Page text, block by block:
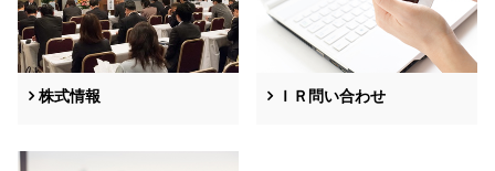
株式情報 ＩＲ問い合わせ